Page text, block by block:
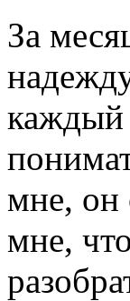
За
каждый
мне, он
мне,